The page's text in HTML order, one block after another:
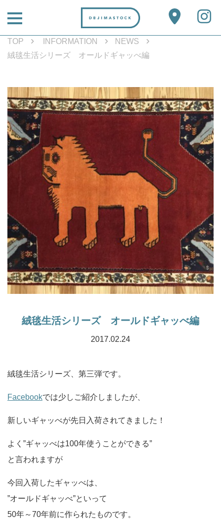
TOP INFORMATION
NEWS
絨毯生活シリーズ オールドギャッべ編
絨毯生活シリーズ オールドギャッべ編
2017.02.24
絨毯生活シリーズ、第三弾です。
Facebookでは少しご紹介しましたが、
新しいギャッべが先日入荷されてきました！
よく”ギャッべは100年使うことができる”
と言われますが
今回入荷したギャッべは、
”オールドギャッべ”といって
50年～70年前に作られたものです。